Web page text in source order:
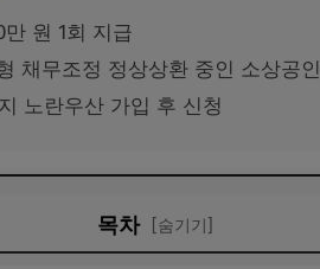
원 1회 지급
채무조정 정상상환 중인 소상공인
노란우산 가입 후 신청
목차 [숨기기]